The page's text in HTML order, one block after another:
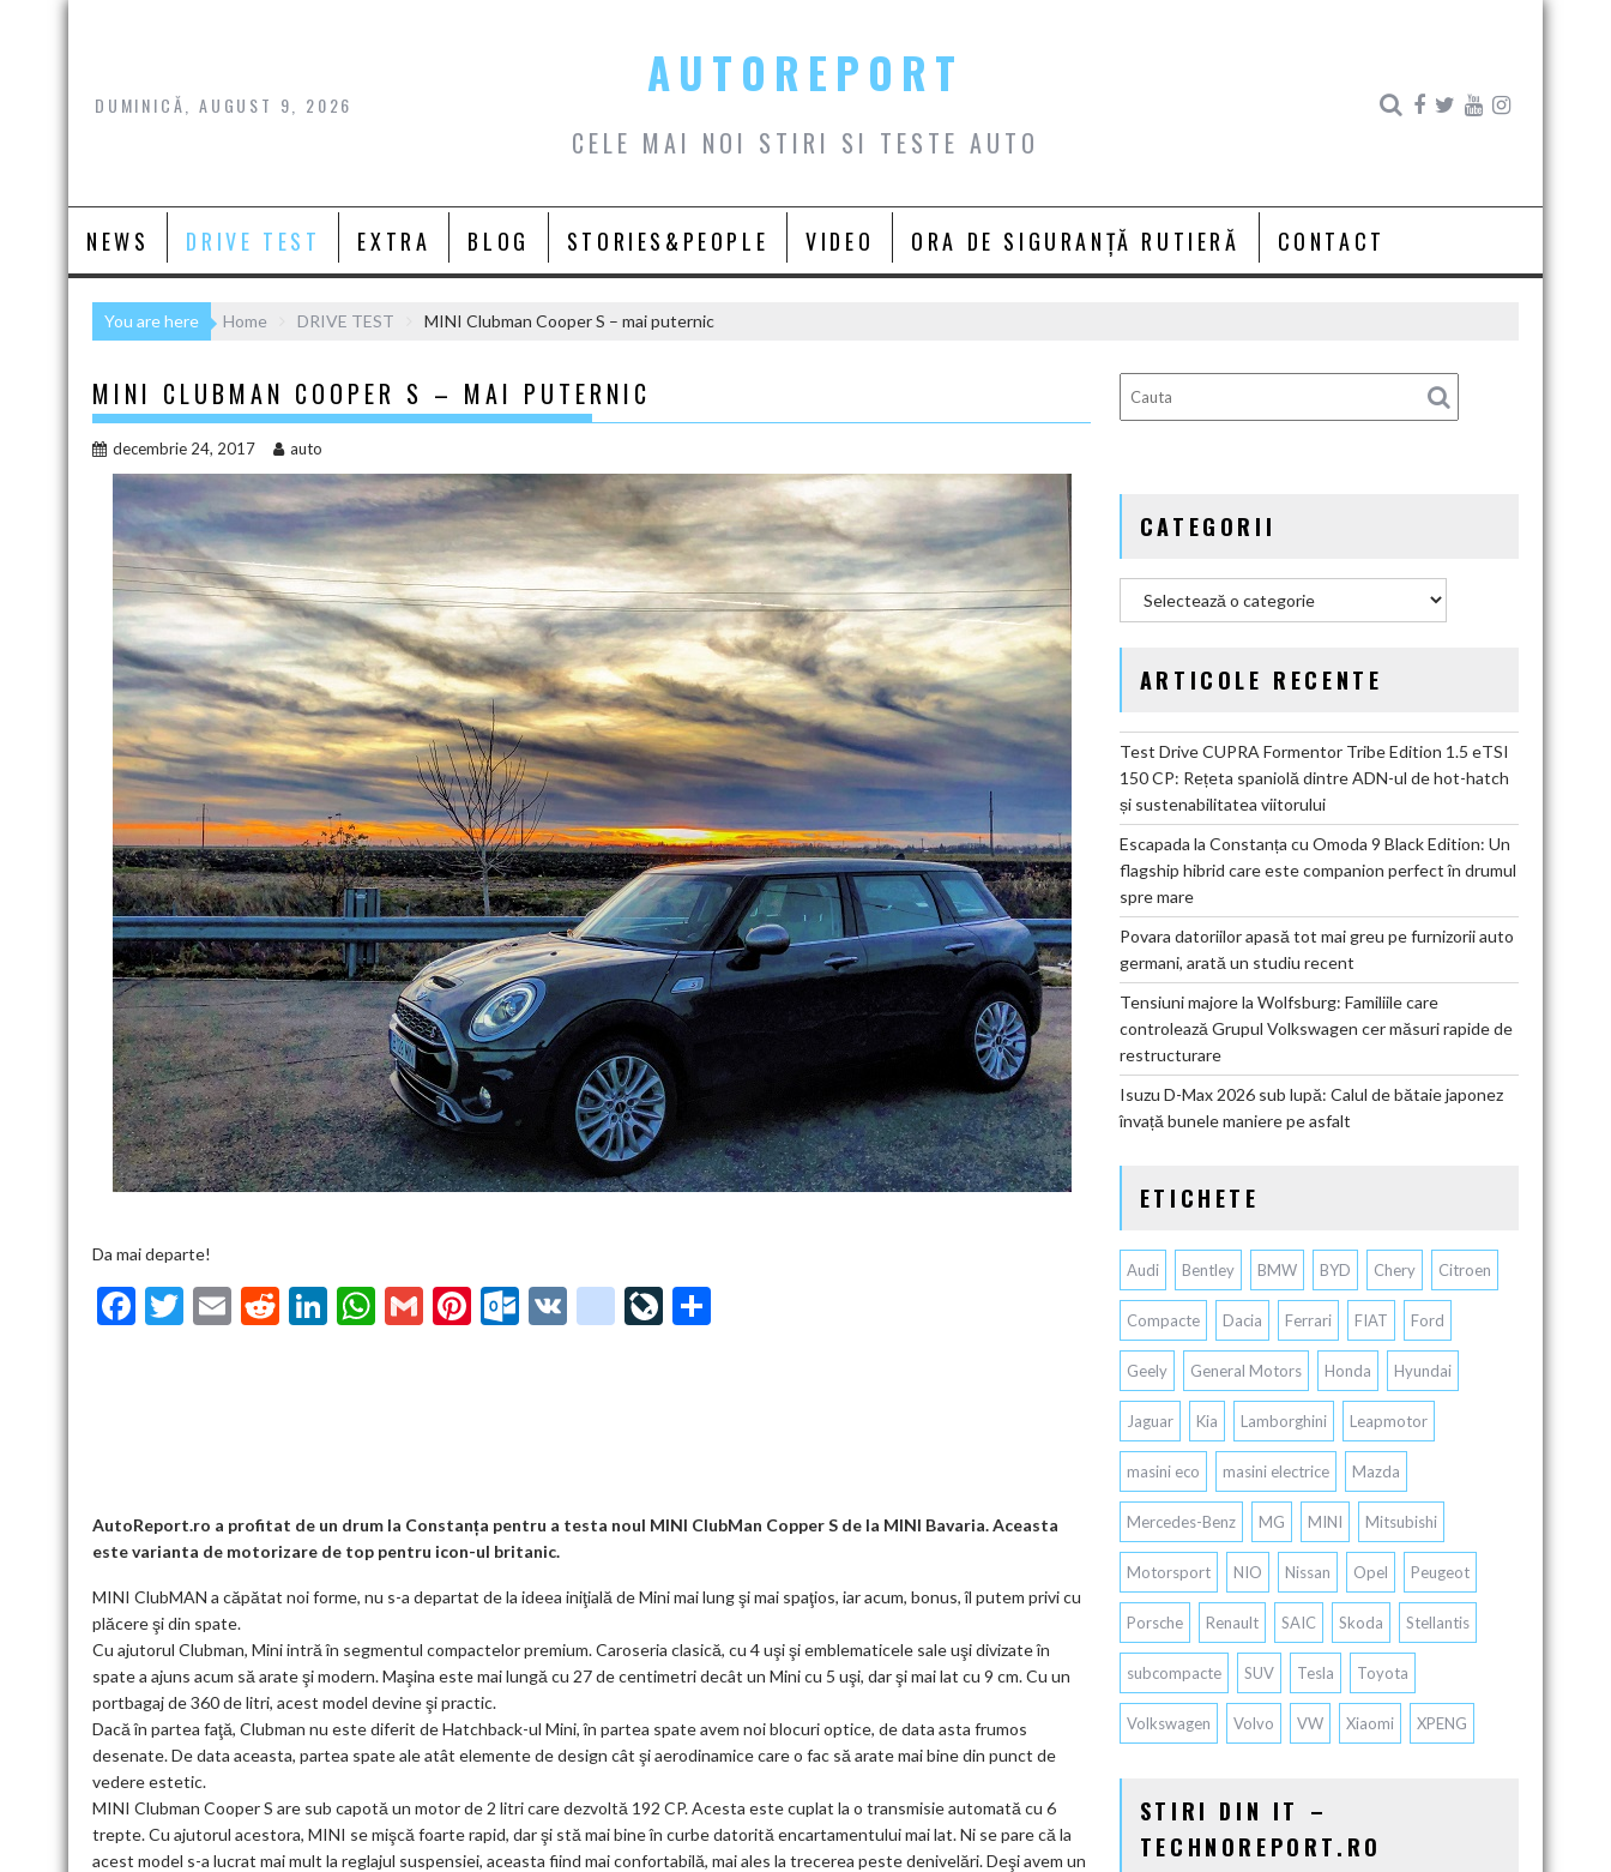
Skip
DUMINICĂ, AUGUST 9, 2026
AUTOREPORT
CELE MAI NOI STIRI SI TESTE AUTO
NEWS DRIVE TEST EXTRA BLOG STORIES&PEOPLE VIDEO ORA DE SIGURANȚĂ RUTIERĂ CONTACT
You are here Home DRIVE TEST MINI Clubman Cooper S – mai puternic
MINI CLUBMAN COOPER S – MAI PUTERNIC
decembrie 24, 2017 auto
Da mai departe!
F
k
T
E
R
Li W
p
G
Pi O
m
V
g
o
k
m
ar
ks
Li
AutoReport.ro a profitat de un drum la Constanța pentru a testa noul MINI ClubMan Copper S de la MINI Bavaria. Aceasta
este varianta de motorizare de top pentru icon-ul britanic.
MINI ClubMAN a căpătat noi forme, nu s-a departat de la ideea iniţială de Mini mai lung şi mai spaţios, iar acum, bonus, îl putem privi cu
plăcere şi din spate.
Cu ajutorul Clubman, Mini intră în segmentul compactelor premium. Caroseria clasică, cu 4 uşi şi emblematicele sale uşi divizate în
spate a ajuns acum să arate şi modern. Maşina este mai lungă cu 27 de centimetri decât un Mini cu 5 uşi, dar şi mai lat cu 9 cm. Cu un
portbagaj de 360 de litri, acest model devine şi practic.
Dacă în partea faţă, Clubman nu este diferit de Hatchback-ul Mini, în partea spate avem noi blocuri optice, de data asta frumos
desenate. De data aceasta, partea spate ale atât elemente de design cât şi aerodinamice care o fac să arate mai bine din punct de
vedere estetic.
MINI Clubman Cooper S are sub capotă un motor de 2 litri care dezvoltă 192 CP. Acesta este cuplat la o transmisie automată cu 6
trepte. Cu ajutorul acestora, MINI se mişcă foarte rapid, dar şi stă mai bine în curbe datorită encartamentului mai lat. Ni se pare că la
acest model s-a lucrat mai mult la reglajul suspensiei, aceasta fiind mai confortabilă, mai ales la trecerea peste denivelări. Deşi avem un
CATEGORII
ARTICOLE RECENTE
Test Drive CUPRA Formentor Tribe Edition 1.5 eTSI
150 CP: Rețeta spaniolă dintre ADN-ul de hot-hatch
și sustenabilitatea viitorului
Escapada la Constanța cu Omoda 9 Black Edition: Un
flagship hibrid care este companion perfect în drumul
spre mare
Povara datoriilor apasă tot mai greu pe furnizorii auto
germani, arată un studiu recent
Tensiuni majore la Wolfsburg: Familiile care
controlează Grupul Volkswagen cer măsuri rapide de
restructurare
Isuzu D-Max 2026 sub lupă: Calul de bătaie japonez
învață bunele maniere pe asfalt
ETICHETE
Audi Bentley BMW BYD Chery Citroen
Compacte Dacia Ferrari FIAT Ford
Geely General Motors Honda Hyundai
Jaguar Kia Lamborghini Leapmotor
masini eco masini electrice Mazda
Mercedes-Benz MG MINI Mitsubishi
Motorsport NIO Nissan Opel Peugeot
Porsche Renault SAIC Skoda Stellantis
subcompacte SUV Tesla Toyota
Volkswagen Volvo VW Xiaomi XPENG
STIRI DIN IT –
TECHNOREPORT.RO